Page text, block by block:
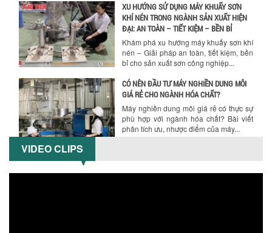
XU HƯỚNG SỬ DỤNG MÁY KHUẤY SƠN
KHÍ NÉN TRONG NGÀNH SẢN XUẤT HIỆN
ĐẠI: AN TOÀN – TIẾT KIỆM – BỀN BỈ
Khám phá xu hướng máy khuấy sơn khí
nén – Giải pháp an toàn, tiết kiệm, bền
bỉ cho sản xuất sơn công nghiệp...
CÓ NÊN ĐẦU TƯ MÁY NGHIỀN DUNG MÔI
GIÁ RẺ CHO NGÀNH HÓA CHẤT?
Máy nghiền dung môi giá rẻ có thực sự
phù hợp với ngành hóa chất? Bài viết
phân tích ưu, nhược điểm của máy...
KHUẤY SƠN DÙNG ĐIỆN TRONG SẢN XUẤT
VIDEO CLIPS